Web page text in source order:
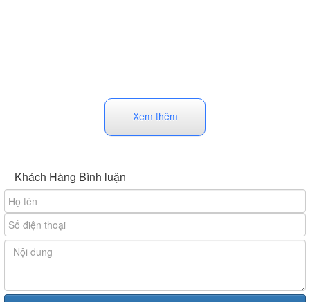
Xem thêm
Khách Hàng Bình luận